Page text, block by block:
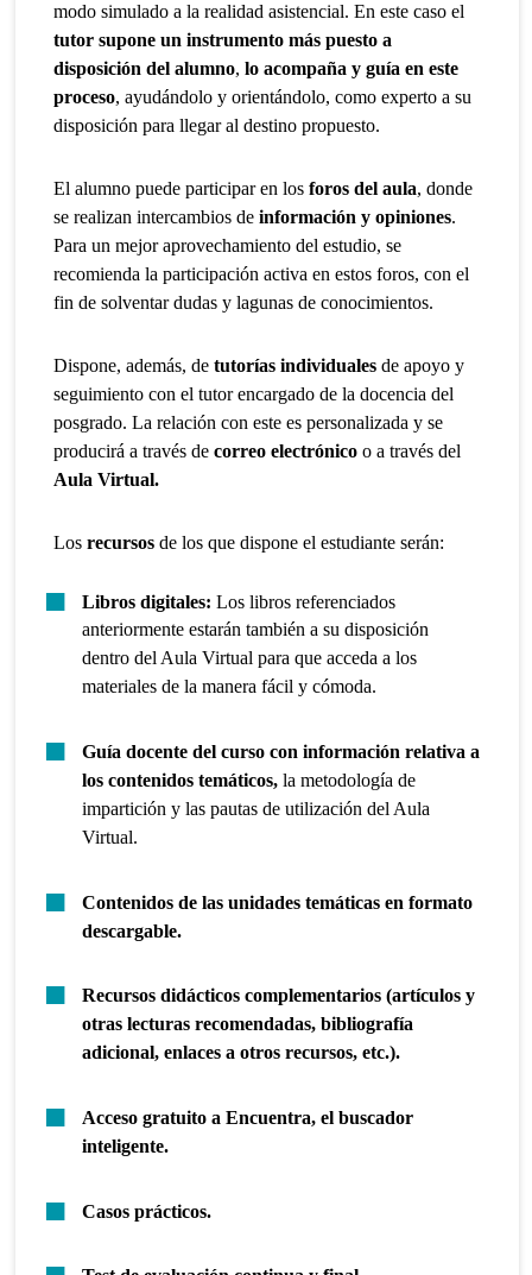
modo simulado a la realidad asistencial. En este caso el
tutor supone un instrumento más puesto a
disposición del alumno,lo acompaña y guía en este
proceso, ayudándolo y orientándolo, como experto a su
disposición para llegar al destino propuesto.
El alumno puede participar en losforos del aula, donde
se realizan intercambios deinformación y opiniones.
Para un mejor aprovechamiento del estudio, se
recomienda la participación activa en estos foros, con el
fin de solventar dudas y lagunas de conocimientos.
Dispone, además, detutorías individuales de apoyo y
seguimiento con el tutor encargado de la docencia del
posgrado. La relación con este es personalizada y se
producirá a través decorreo electrónico o a través del
Aula Virtual.
Losrecursos de los que dispone el estudiante serán:
Libros digitales:Los libros referenciados
anteriormente estarán también a su disposición
dentro del Aula Virtual para que acceda a los
materiales de la manera fácil y cómoda.
Guía docente del curso con información relativa a
los contenidos temáticos, la metodología de
impartición y las pautas de utilización del Aula
Virtual.
Contenidos de las unidades temáticas en formato
descargable.
Recursos didácticos complementarios (artículos y
otras lecturas recomendadas, bibliografía
adicional, enlaces a otros recursos, etc.).
Acceso gratuito a Encuentra, el buscador
inteligente.
Casos prácticos.